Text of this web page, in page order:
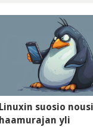
Linuxin suosio nousi
haamurajan yli